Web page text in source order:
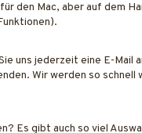
den Mac, aber auf dem
uns jederzeit eine E-Mail
Wir werden so schnell
Es gibt auch so viel